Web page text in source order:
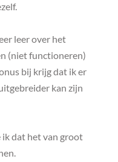
leer over het
(niet functioneren)
bij krijg dat ik er
kan zijn
ik dat het van groot